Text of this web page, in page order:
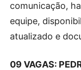
comunicação,
equipe,
atualizado e
09 VAGAS: